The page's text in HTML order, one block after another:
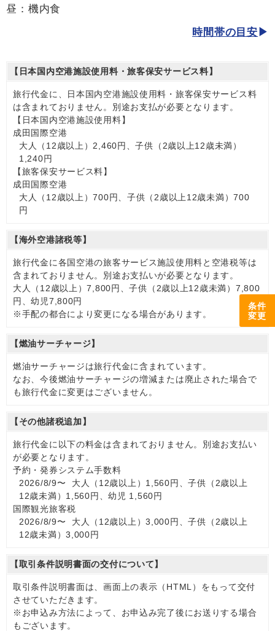
条件
変更
昼：機内食
時間帯の目安
【日本国内空港施設使用料・旅客保安サービス料】
旅行代金に、日本国内空港施設使用料・旅客保安サービス料
は含まれておりません。別途お支払が必要となります。
【日本国内空港施設使用料】
成田国際空港
大人（12歳以上）2,460円、子供（2歳以上12歳未満）
1,240円
【旅客保安サービス料】
成田国際空港
大人（12歳以上）700円、子供（2歳以上12歳未満）700
円
【海外空港諸税等】
旅行代金に各国空港の旅客サービス施設使用料と空港税等は
含まれておりません。別途お支払いが必要となります。
大人（12歳以上）7,800円、子供（2歳以上12歳未満）7,800
円、幼児7,800円
※手配の都合により変更になる場合があります。
【燃油サーチャージ】
燃油サーチャージは旅行代金に含まれています。
なお、今後燃油サーチャージの増減または廃止された場合で
も旅行代金に変更はございません。
【その他諸税追加】
旅行代金に以下の料金は含まれておりません。別途お支払い
が必要となります。
予約・発券システム手数料
2026/8/9〜 大人（12歳以上）1,560円、子供（2歳以上
12歳未満）1,560円、幼児 1,560円
国際観光旅客税
2026/8/9〜 大人（12歳以上）3,000円、子供（2歳以上
12歳未満）3,000円
【取引条件説明書面の交付について】
取引条件説明書面は、画面上の表示（HTML）をもって交付
させていただきます。
※お申込み方法によって、お申込み完了後にお送りする場合
もございます。